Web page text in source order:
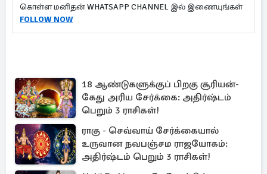
கொள்ள மனிதன் WHATSAPP CHANNEL இல் இணையுங்கள்
FOLLOW NOW
18 ஆண்டுகளுக்குப் பிறகு சூரியன்-
கேது அரிய சேர்க்கை: அதிர்ஷ்டம்
பெறும் 3 ராசிகள்!
ராகு - செவ்வாய் சேர்க்கையால்
உருவான நவபஞ்சம ராஜயோகம்:
அதிர்ஷ்டம் பெறும் 3 ராசிகள்!